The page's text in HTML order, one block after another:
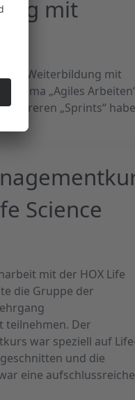
mit
Weiterbildung mit
Thema „Agiles
„Sprints“
Science
mit der HOX Life
die Gruppe der
teilnehmen. Der
war speziell auf
und die
eine aufschlussreiche